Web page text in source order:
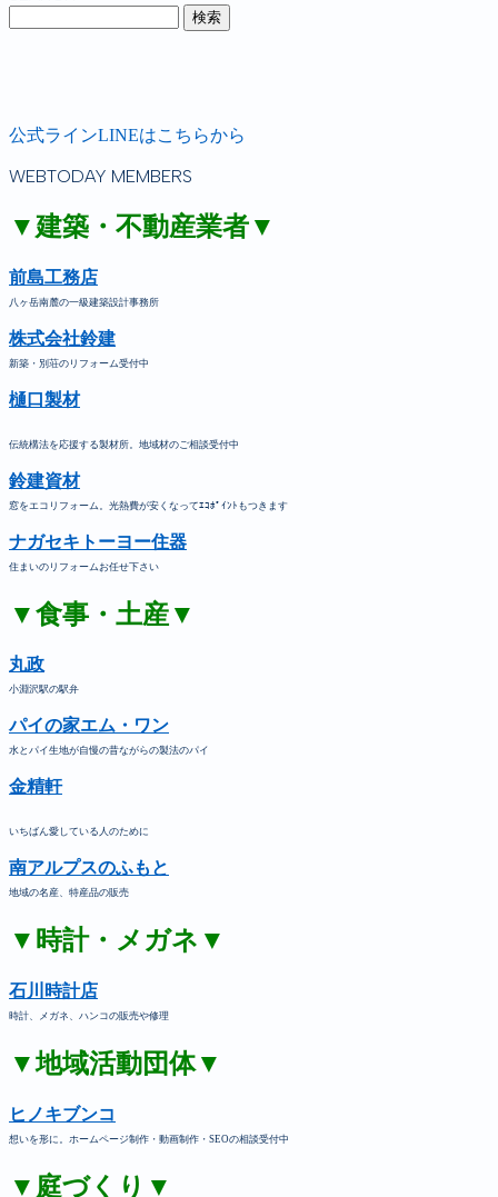
公式ラインLINEはこちらから
WEBTODAY MEMBERS
▼建築・不動産業者▼
前島工務店
八ヶ岳南麓の一級建築設計事務所
株式会社鈴建
新築・別荘のリフォーム受付中
樋口製材
伝統構法を応援する製材所。地域材のご相談受付中
鈴建資材
窓をエコリフォーム。光熱費が安くなってｴｺﾎﾟｲﾝﾄもつきます
ナガセキトーヨー住器
住まいのリフォームお任せ下さい
▼食事・土産▼
丸政
小淵沢駅の駅弁
パイの家エム・ワン
水とパイ生地が自慢の昔ながらの製法のパイ
金精軒
いちばん愛している人のために
南アルプスのふもと
地域の名産、特産品の販売
▼時計・メガネ▼
石川時計店
時計、メガネ、ハンコの販売や修理
▼地域活動団体▼
ヒノキブンコ
想いを形に。ホームページ制作・動画制作・SEOの相談受付中
▼庭づくり▼